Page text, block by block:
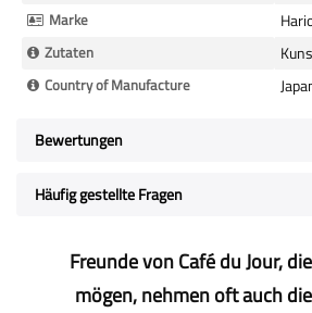
Marke
Zutaten
Country of Manufacture
Bewertungen
Häufig gestellte Fragen
Freunde von Café du Jour,
mögen, nehmen oft auch